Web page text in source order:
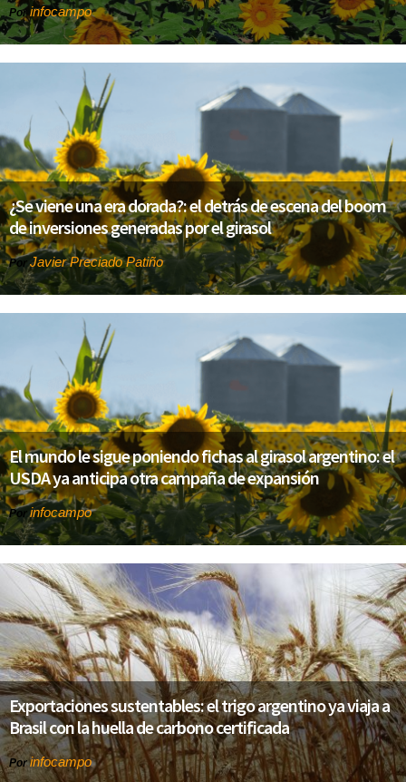
Por infocampo
¿Se viene una era dorada?: el detrás de escena del boom
de inversiones generadas por el girasol
PorJavier Preciado Patiño
El mundo le sigue poniendo fichas al girasol argentino: el
USDA ya anticipa otra campaña de expansión
Porinfocampo
Exportaciones sustentables: el trigo argentino ya viaja a
Brasil con la huella de carbono certificada
Porinfocampo